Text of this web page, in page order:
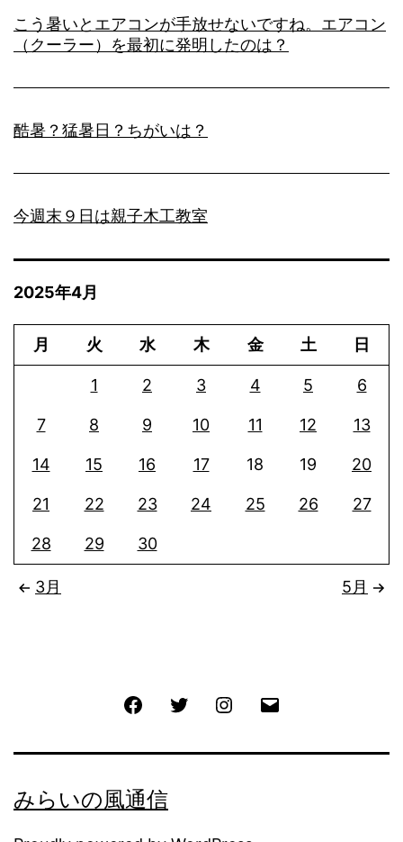
こう暑いとエアコンが手放せないですね。エアコン
（クーラー）を最初に発明したのは？
酷暑？猛暑日？ちがいは？
今週末９日は親子木工教室
2025年4月
月 火 水 木 金 土 日
1 2 3 4 5 6
7 8 9 10 11 12 13
14 15 16 17 18 19 20
21 22 23 24 25 26 27
28 29 30
3月 5月
FacebookTwitter Instagram
みらいの風通信